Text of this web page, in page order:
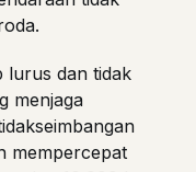
lurus dan tidak
menjaga
mempercepat